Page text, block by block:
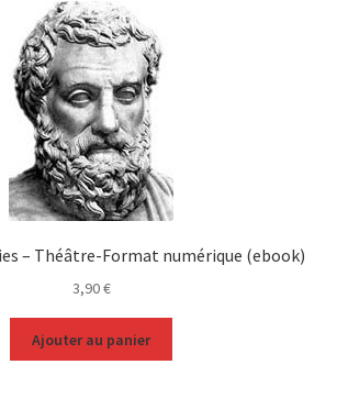
– Théâtre-Format numérique (ebook)
3,90€
Ajouter au panier